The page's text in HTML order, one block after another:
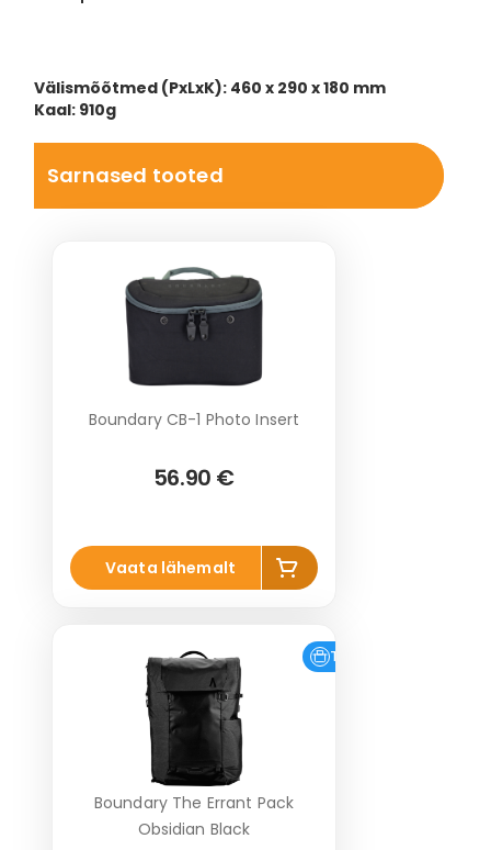
Välismõõtmed (PxLxK): 460 x 290 x 180 mm
Kaal: 910g
Sarnased tooted
Boundary CB-1 Photo Insert
56.90 €
Vaata lähemalt
Lisa
korvi
Tasuta tarne
Boundary The Errant Pack
Obsidian Black